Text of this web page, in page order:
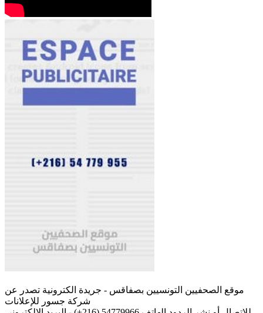
موقع الصحفيين التونسيين بصفاقس - جريدة الكترونية تصدر عن
شركة جسور للإعلانات